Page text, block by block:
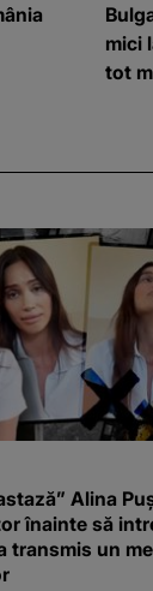
mici
tot
Alina
înainte să
transmis un